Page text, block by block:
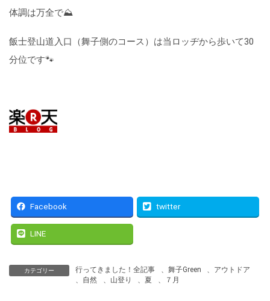
体調は万全で⛰
飯士登山道入口（舞子側のコース）は当ロッヂから歩いて30
分位です🐾
Facebook twitter
LINE
カテゴリー 行ってきました！全記事 、 舞子Green 、 アウトドア
、 自然 、 山登り 、 夏 、 ７月